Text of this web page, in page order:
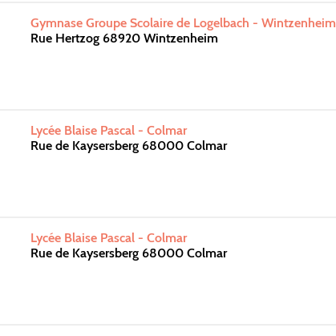
Gymnase Groupe Scolaire de Logelbach - Wintzenheim
Rue Hertzog 68920 Wintzenheim
Lycée Blaise Pascal - Colmar
Rue de Kaysersberg 68000 Colmar
Lycée Blaise Pascal - Colmar
Rue de Kaysersberg 68000 Colmar